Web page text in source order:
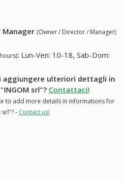
(Owner / Director / Manager)
: Lun-Ven: 10-18, Sab-Dom:
ulteriori dettagli in
srl"? Contattaci!
to add more details in informations for
srl"? - Contact us!